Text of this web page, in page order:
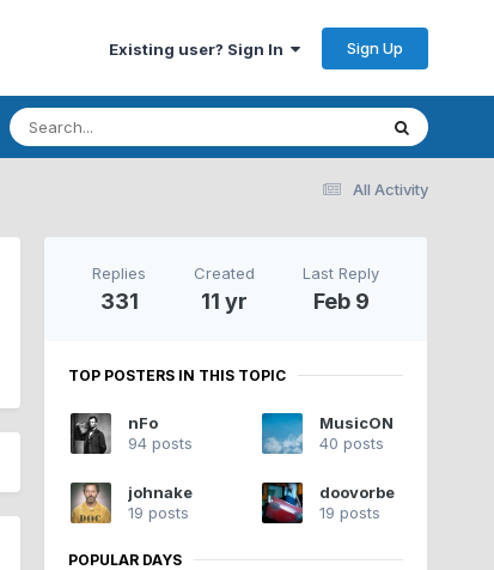
Existing user? Sign In Sign Up
All Activity
Replies
331
Created
11 yr
Last Reply
Feb 9
TOP POSTERS IN THIS TOPIC
nFo
94 posts
MusicON
40 posts
johnake
19 posts
doovorbe
19 posts
POPULAR DAYS